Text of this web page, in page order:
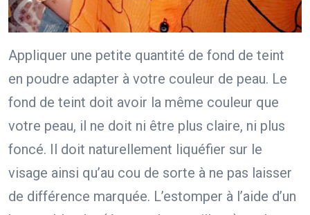
Appliquer une petite quantité de fond de teint
en poudre adapter à votre couleur de peau. Le
fond de teint doit avoir la même couleur que
votre peau, il ne doit ni être plus claire, ni plus
foncé. Il doit naturellement liquéfier sur le
visage ainsi qu’au cou de sorte à ne pas laisser
de différence marquée. L’estomper à l’aide d’un